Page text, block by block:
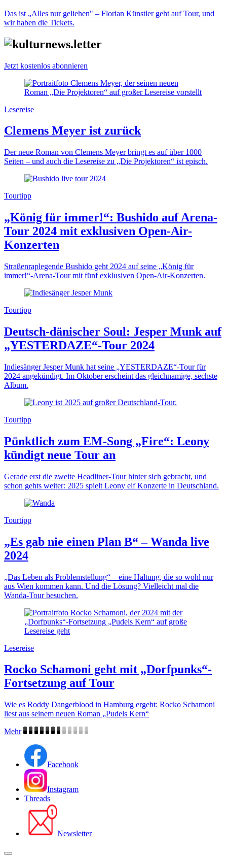
Das ist „Alles nur geliehen" – Florian Künstler geht auf Tour, und
wir haben die Tickets.
Jetzt kostenlos abonnieren
Lesereise
Clemens Meyer ist zurück
Der neue Roman von Clemens Meyer bringt es auf über 1000
Seiten – und auch die Lesereise zu „Die Projektoren“ ist episch.
Tourtipp
„König für immer!“: Bushido auf Arena-
Tour 2024 mit exklusiven Open-Air-
Konzerten
Straßenraplegende Bushido geht 2024 auf seine „König für
immer!“-Arena-Tour mit fünf exklusiven Open-Air-Konzerten.
Tourtipp
Deutsch-dänischer Soul: Jesper Munk auf
„YESTERDAZE“-Tour 2024
Indiesänger Jesper Munk hat seine „YESTERDAZE“-Tour für
2024 angekündigt. Im Oktober erscheint das gleichnamige, sechste
Album.
Tourtipp
Pünktlich zum EM-Song „Fire“: Leony
kündigt neue Tour an
Gerade erst die zweite Headliner-Tour hinter sich gebracht, und
schon gehts weiter: 2025 spielt Leony elf Konzerte in Deutschland.
Tourtipp
„Es gab nie einen Plan B“ – Wanda live
2024
„Das Leben als Problemstellung“ – eine Haltung, die so wohl nur
aus Wien kommen kann. Und die Lösung? Vielleicht mal die
Wanda-Tour besuchen.
Lesereise
Rocko Schamoni geht mit „Dorfpunks“-
Fortsetzung auf Tour
Wie es Roddy Dangerblood in Hamburg ergeht: Rocko Schamoni
liest aus seinem neuen Roman „Pudels Kern“
Mehr
Facebook
Instagram
Threads
Newsletter